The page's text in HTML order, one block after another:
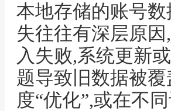
本地存储的账号
失往往有深层原
入失败,系统更新
题导致旧数据被
度“优化”,或在不